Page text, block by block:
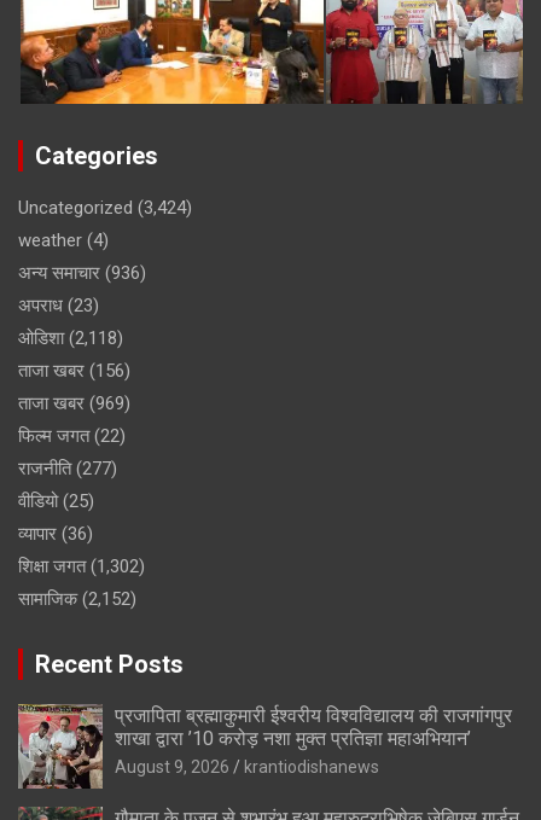
Categories
Uncategorized (3,424)
weather (4)
अन्य समाचार (936)
अपराध (23)
ओडिशा(2,118)
ताजा खबर (156)
ताजा खबर (969)
फिल्म जगत(22)
राजनीति(277)
वीडियो(25)
व्यापार (36)
शिक्षा जगत(1,302)
सामाजिक(2,152)
Recent Posts
प्रजापिता ब्रह्माकुमारी ईश्वरीय विश्वविद्यालय की राजगांगपुर
शाखा द्वारा ’10 करोड़ नशा मुक्त प्रतिज्ञा महाअभियान’
August 9, 2026 krantiodishanews